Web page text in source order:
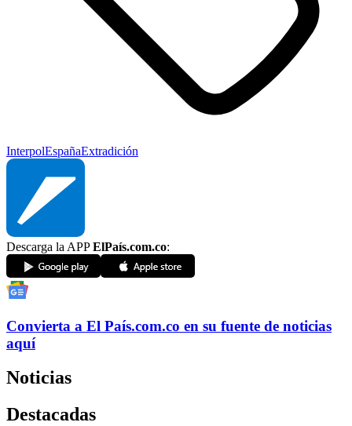
InterpolEspañaExtradición
Descarga la APPElPaís.com.co:
Convierta a El País.com.co en su fuente de noticias
aquí
Noticias
Destacadas